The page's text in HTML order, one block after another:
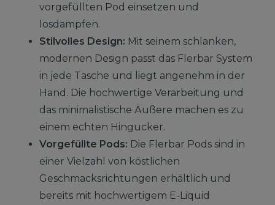
vorgefüllten Pod einsetzen und
losdampfen.
Stilvolles Design: Mit seinem schlanken,
modernen Design passt das Flerbar System
in jede Tasche und liegt angenehm in der
Hand. Die hochwertige Verarbeitung und
das minimalistische Äußere machen es zu
einem echten Hingucker.
Vorgefüllte Pods: Die Flerbar Pods sind in
einer Vielzahl von köstlichen
Geschmacksrichtungen erhältlich und
bereits mit hochwertigem E-Liquid